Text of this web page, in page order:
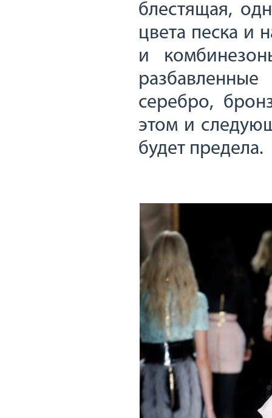
блестящая,
цвета песка и
и
серебро,
этом и
будет предела.